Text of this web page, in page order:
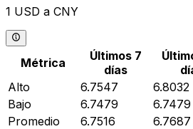
1 USD a CNY
Métrica
Últimos 7
días
Alto
6.7547 6.8032
Bajo
6.7479 6.7479
Promedio
6.7516 6.7687